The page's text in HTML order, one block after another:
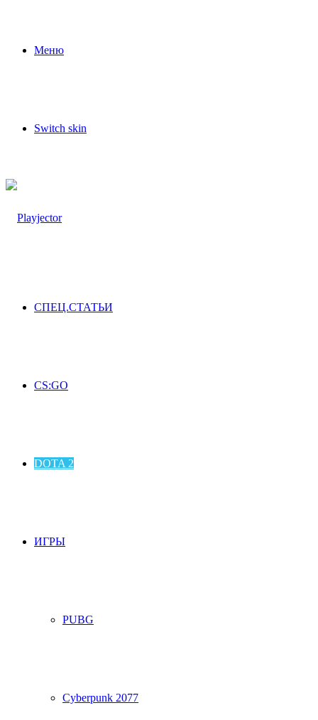
Меню
Switch skin
СПЕЦ.СТАТЬИ
CS:GO
DOTA 2
ИГРЫ
PUBG
Cyberpunk 2077